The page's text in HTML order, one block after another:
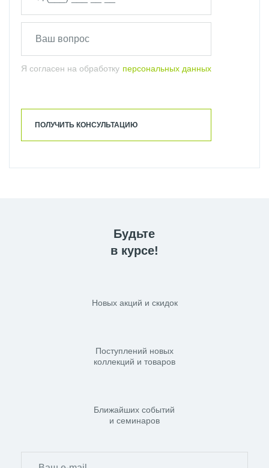
Я согласен на обработку персональных данных
ПОЛУЧИТЬ КОНСУЛЬТАЦИЮ
Будьте
в курсе!
Новых акций и скидок
Поступлений новых
коллекций и товаров
Ближайших событий
и семинаров